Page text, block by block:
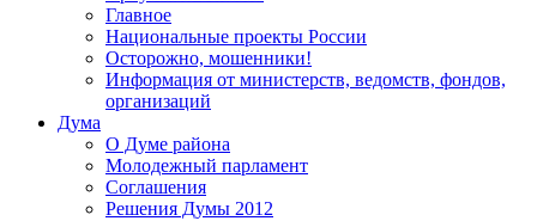
Главное
Национальные проекты России
Осторожно, мошенники!
Информация от министерств, ведомств, фондов,
организаций
Дума
О Думе района
Молодежный парламент
Соглашения
Решения Думы 2012